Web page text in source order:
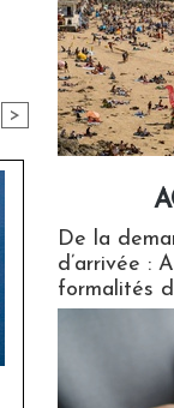
>
De la
d’arrivée :
formalités